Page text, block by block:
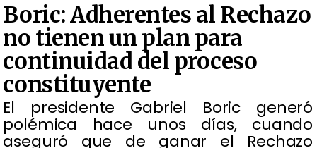
Boric: Adherentes al Rechazo
no tienen un plan para
continuidad del proceso
constituyente
El presidente Gabriel Boric generó
polémica hace unos días, cuando
aseguró que de ganar el Rechazo